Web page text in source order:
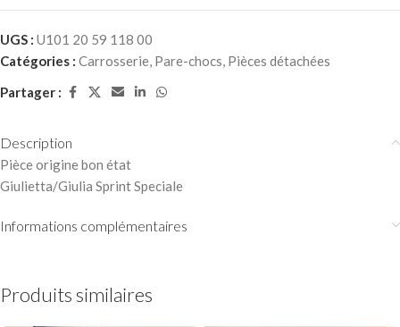
UGS : U101 20 59 118 00
Catégories : Carrosserie, Pare-chocs, Pièces détachées
Partager :
Description
Pièce origine bon état
Giulietta/Giulia Sprint Speciale
Informations complémentaires
Produits similaires